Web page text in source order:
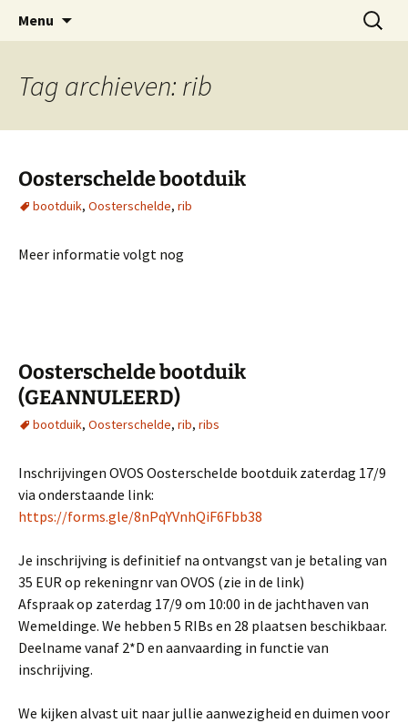
inhoud
OVOS
Oost-Vlaamse Vereniging voor
Onderwateronderzoek en -Sport
Menu
Zoeken
naar:
Tag archieven: rib
Oosterschelde bootduik
bootduik, Oosterschelde, rib
Meer informatie volgt nog
Oosterschelde bootduik
(GEANNULEERD)
bootduik, Oosterschelde, rib, ribs
Inschrijvingen OVOS Oosterschelde bootduik zaterdag 17/9
via onderstaande link:
https://forms.gle/8nPqYVnhQiF6Fbb38
Je inschrijving is definitief na ontvangst van je betaling van
35 EUR op rekeningnr van OVOS (zie in de link)
Afspraak op zaterdag 17/9 om 10:00 in de jachthaven van
Wemeldinge. We hebben 5 RIBs en 28 plaatsen beschikbaar.
Deelname vanaf 2*D en aanvaarding in functie van
inschrijving.
We kijken alvast uit naar jullie aanwezigheid en duimen voor